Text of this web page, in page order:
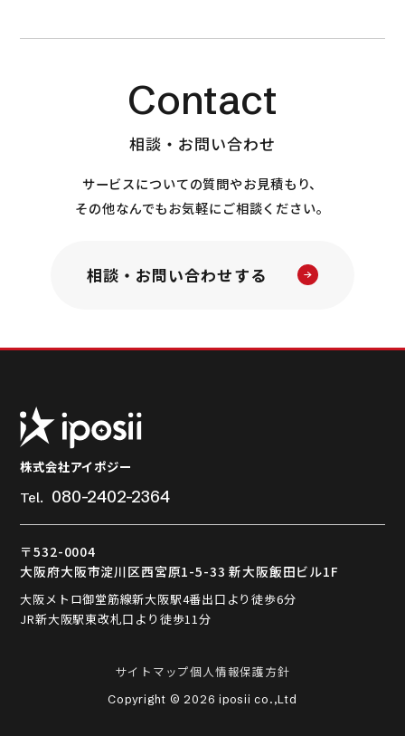
Contact
相談・お問い合わせ
サービスについての質問やお見積もり、
その他なんでもお気軽にご相談ください。
相談・お問い合わせする
株式会社アイポジー
Tel. 080-2402-2364
〒532-0004
大阪府大阪市淀川区西宮原1-5-33 新大阪飯田ビル1F
大阪メトロ御堂筋線新大阪駅4番出口より徒歩6分
JR新大阪駅東改札口より徒歩11分
Copyright © 2026 iposii co.,Ltd
サイトマップ個人情報保護方針